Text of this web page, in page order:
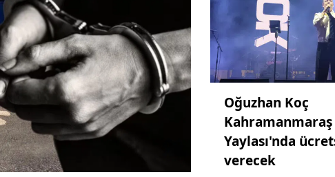
Oğuzhan Koç
Yaylası'nda
verecek